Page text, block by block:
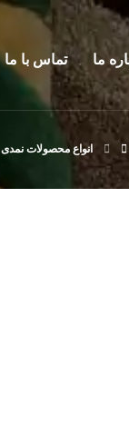
ما تماس با ما
انواع محصولات نمدی